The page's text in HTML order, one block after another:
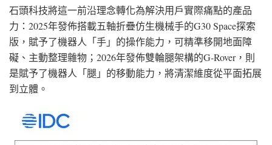
石頭科技將這一前沿理念轉化為解決用戶實際痛點的產品
力：2025年發佈搭載五軸折疊仿生機械手的G30 Space探索
版，賦予了機器人「手」的操作能力，可精準移開地面障
礙、主動整理雜物；2026年發佈雙輪腿架構的G-Rover，則
是賦予了機器人「腿」的移動能力，將清潔維度從平面拓展
到立體。